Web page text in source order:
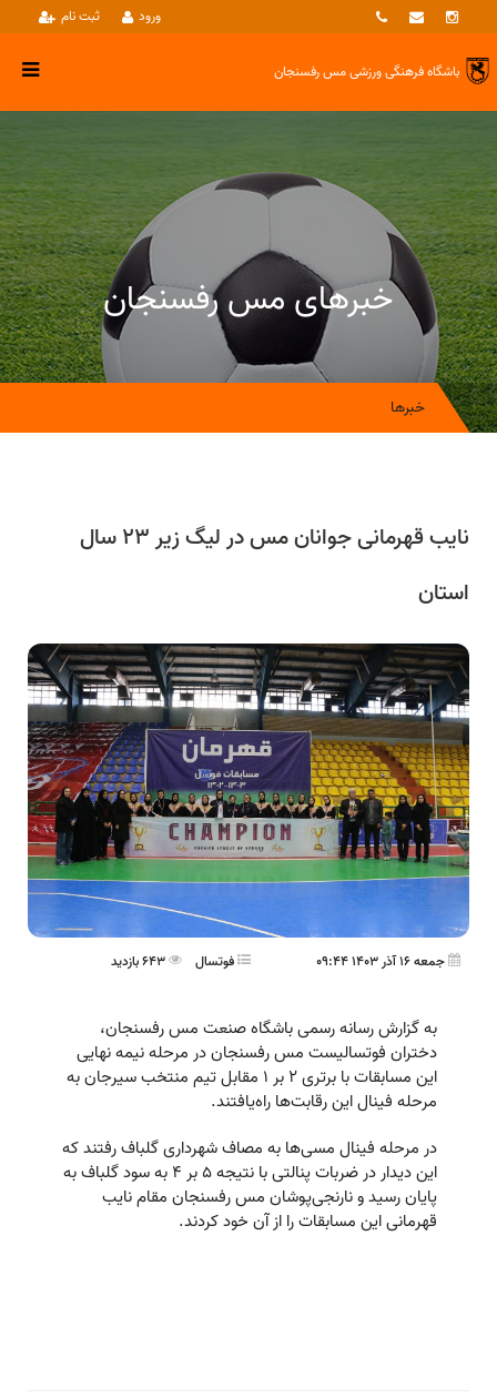
ثبت نام ورود
باشگاه فرهنگی ورزشیمس رفسنجان
خبرهای مس رفسنجان
خبرها
نایب قهرمانی جوانان مس در لیگ زیر ۲۳ سال
استان
جمعه 16 آذر 1403 09:44 فوتسال
به گزارش رسانه رسمی باشگاه صنعت مس رفسنجان،
دختران فوتسالیست مس رفسنجان در مرحله نیمه نهایی
این مسابقات با برتری ۲ بر ۱ مقابل تیم منتخب سیرجان به
مرحله فینال این رقابت‌ها راه‌یافتند.
در مرحله فینال مسی‌ها به مصاف شهرداری گلباف رفتند که
این دیدار در ضربات پنالتی با نتیجه ۵ بر ۴ به سود گلباف به
پایان رسید و نارنجی‌پوشان مس رفسنجان مقام نایب
قهرمانی این مسابقات را از آن خود کردند.